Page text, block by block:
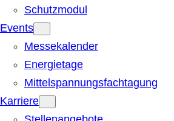
Schutzmodul
Events
Messekalender
Energietage
Mittelspannungsfachtagung
Karriere